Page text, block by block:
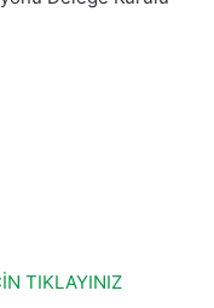
TIKLAYINIZ